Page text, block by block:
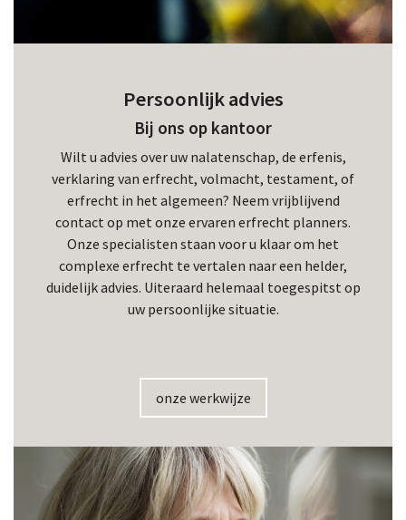
Persoonlijk advies
Bij ons op kantoor
Wilt u advies over uw nalatenschap, de erfenis,
verklaring van erfrecht, volmacht, testament, of
erfrecht in het algemeen? Neem vrijblijvend
contact op met onze ervaren erfrecht planners.
Onze specialisten staan voor u klaar om het
complexe erfrecht te vertalen naar een helder,
duidelijk advies. Uiteraard helemaal toegespitst op
uw persoonlijke situatie.
onze werkwijze